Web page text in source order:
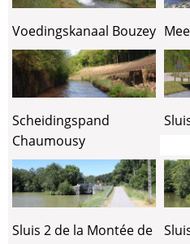
Voedingskanaal Bouzey
Scheidingspand
Chaumousy
Sluis 2 de la Montée de